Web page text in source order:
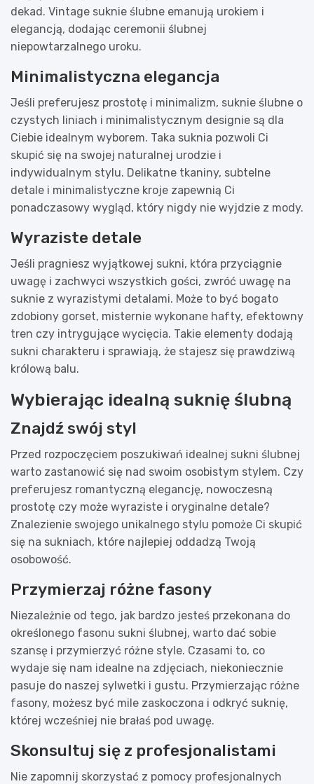
dekad. Vintage suknie ślubne emanują urokiem i
elegancją, dodając ceremonii ślubnej
niepowtarzalnego uroku.
Minimalistyczna elegancja
Jeśli preferujesz prostotę i minimalizm, suknie ślubne o
czystych liniach i minimalistycznym designie są dla
Ciebie idealnym wyborem. Taka suknia pozwoli Ci
skupić się na swojej naturalnej urodzie i
indywidualnym stylu. Delikatne tkaniny, subtelne
detale i minimalistyczne kroje zapewnią Ci
ponadczasowy wygląd, który nigdy nie wyjdzie z mody.
Wyraziste detale
Jeśli pragniesz wyjątkowej sukni, która przyciągnie
uwagę i zachwyci wszystkich gości, zwróć uwagę na
suknie z wyrazistymi detalami. Może to być bogato
zdobiony gorset, misternie wykonane hafty, efektowny
tren czy intrygujące wycięcia. Takie elementy dodają
sukni charakteru i sprawiają, że stajesz się prawdziwą
królową balu.
Wybierając idealną suknię ślubną
Znajdź swój styl
Przed rozpoczęciem poszukiwań idealnej sukni ślubnej
warto zastanowić się nad swoim osobistym stylem. Czy
preferujesz romantyczną elegancję, nowoczesną
prostotę czy może wyraziste i oryginalne detale?
Znalezienie swojego unikalnego stylu pomoże Ci skupić
się na sukniach, które najlepiej oddadzą Twoją
osobowość.
Przymierzaj różne fasony
Niezależnie od tego, jak bardzo jesteś przekonana do
określonego fasonu sukni ślubnej, warto dać sobie
szansę i przymierzyć różne style. Czasami to, co
wydaje się nam idealne na zdjęciach, niekoniecznie
pasuje do naszej sylwetki i gustu. Przymierzając różne
fasony, możesz być mile zaskoczona i odkryć suknię,
której wcześniej nie brałaś pod uwagę.
Skonsultuj się z profesjonalistami
Nie zapomnij skorzystać z pomocy profesjonalnych